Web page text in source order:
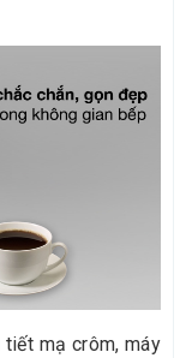
mạ crôm, máy